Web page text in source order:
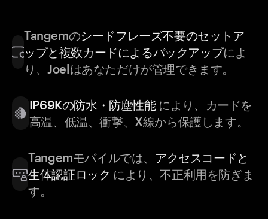
Tangemのシードフレーズ不要のセットア
ップと複数カードによるバックアップによ
り、Joelはあなただけが管理できます。
IP69Kの防水・防塵性能により、カードを
高温、低温、衝撃、X線から保護します。
Tangemモバイルでは、 アクセスコードと
生体認証ロック により、不正利用を防ぎま
す。